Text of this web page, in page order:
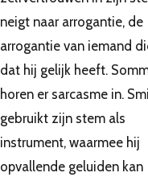
neigt naar arrogantie, de
arrogantie van iemand
dat hij gelijk heeft.
horen er sarcasme in.
gebruikt zijn stem als
instrument, waarmee hij
opvallende geluiden kan